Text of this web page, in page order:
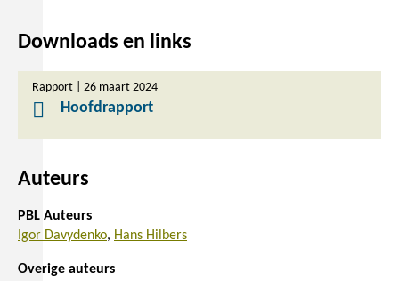
Downloads en links
Rapport | 26 maart 2024
Hoofdrapport
Auteurs
PBL Auteurs
Igor Davydenko Hans Hilbers
Overige auteurs